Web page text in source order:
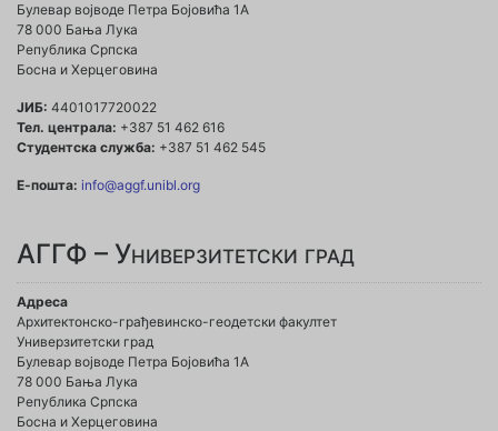
Булевар војводе Петра Бојовића 1A
78 000 Бања Лука
Република Српска
Босна и Херцеговина
ЈИБ: 4401017720022
Тел. централа: +387 51 462 616
Студентска служба: +387 51 462 545
Е-пошта: info@aggf.unibl.org
АГГФ – Универзитетски град
Адреса
Архитектонско-грађевинско-геодетски факултет
Универзитетски град
Булевар војводе Петра Бојовића 1A
78 000 Бања Лука
Република Српска
Босна и Херцеговина